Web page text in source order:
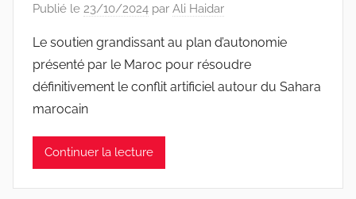
Publié le 23/10/2024 par Ali Haidar
Le soutien grandissant au plan d’autonomie
présenté par le Maroc pour résoudre
définitivement le conflit artificiel autour du Sahara
marocain
Continuer la lecture